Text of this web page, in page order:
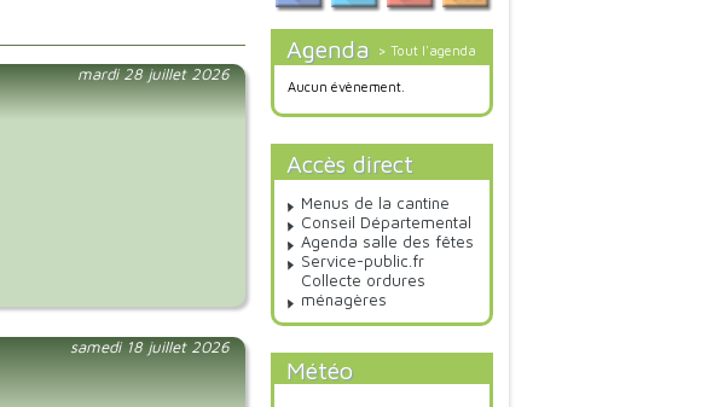
mardi 28 juillet 2026
samedi 18 juillet 2026
Agenda > Tout l'agenda
Aucun évènement.
Accès direct
Menus de la cantine
Conseil Départemental
Agenda salle des fêtes
Service-public.fr
Collecte ordures
ménagères
Météo